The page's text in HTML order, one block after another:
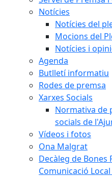
Notícies
Notícies del
Mocions del
Notícies i
Agenda
Butlletí informatiu
Rodes de premsa
Xarxes Socials
Normativa de
socials de
Vídeos i fotos
Ona Malgrat
Decàleg de Bones
Comunicació